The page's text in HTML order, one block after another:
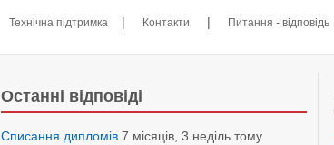
Технічна підтримка | Контакти | Питання - відповідь
Останні відповіді
Списання дипломів 7 місяців, 3 неділь тому